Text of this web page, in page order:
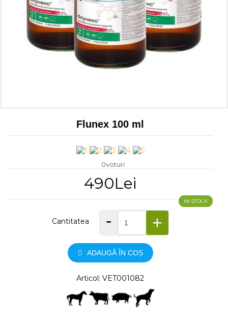
Flunex 100 ml
0voturi
490Lei
IN STOCK
Cantitatea - +
ADAUGĂ ÎN COȘ
Articol: VET001082